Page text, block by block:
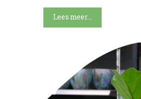
Lees meer...